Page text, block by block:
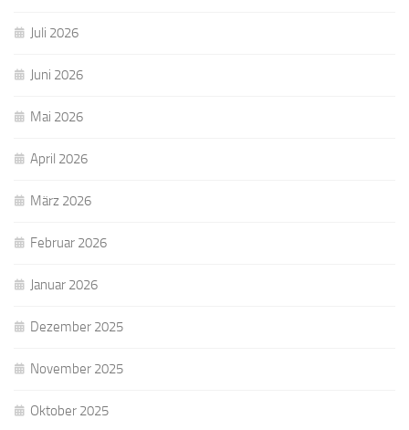
Juli 2026
Juni 2026
Mai 2026
April 2026
März 2026
Februar 2026
Januar 2026
Dezember 2025
November 2025
Oktober 2025